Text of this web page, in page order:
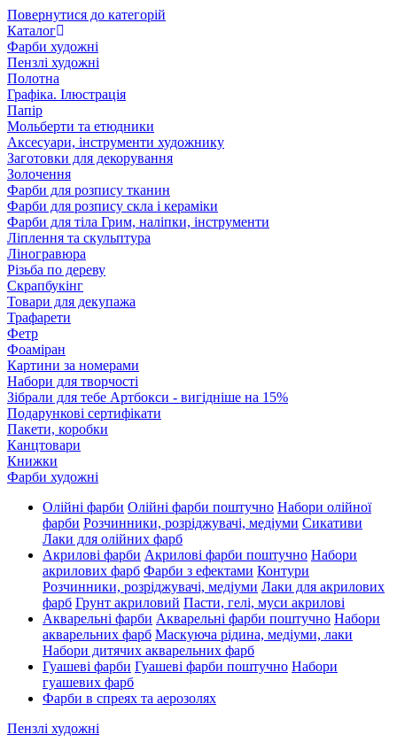
Повернутися до категорій
Каталог
Фарби художні
Пензлі художні
Полотна
Графіка. Ілюстрація
Папір
Мольберти та етюдники
Аксесуари, інструменти художнику
Заготовки для декорування
Золочення
Фарби для розпису тканин
Фарби для розпису скла і кераміки
Фарби для тіла Грим, наліпки, інструменти
Ліплення та скульптура
Ліногравюра
Різьба по дереву
Скрапбукінг
Товари для декупажа
Трафарети
Фетр
Фоаміран
Картини за номерами
Набори для творчості
Зібрали для тебе Артбокси - вигідніше на 15%
Подарункові сертифікати
Пакети, коробки
Канцтовари
Книжки
Фарби художні
Олійні фарби Олійні фарби поштучно Набори олійної
фарби Розчинники, розріджувачі, медіуми Сикативи
Лаки для олійних фарб
Акрилові фарби Акрилові фарби поштучно Набори
акрилових фарб Фарби з ефектами Контури
Розчинники, розріджувачі, медіуми Лаки для акрилових
фарб Грунт акриловий Пасти, гелі, муси акрилові
Акварельні фарби Акварельні фарби поштучно Набори
акварельних фарб Маскуюча рідина, медіуми, лаки
Набори дитячих акварельних фарб
Гуашеві фарби Гуашеві фарби поштучно Набори
гуашевих фарб
Фарби в спреях та аерозолях
Пензлі художні